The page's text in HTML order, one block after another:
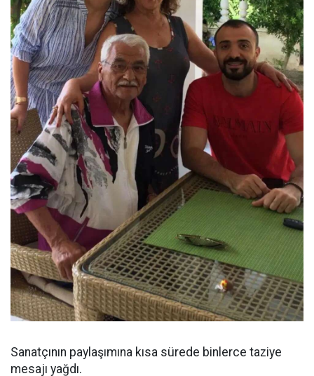
Sanatçının paylaşımına kısa sürede binlerce taziye
mesajı yağdı.